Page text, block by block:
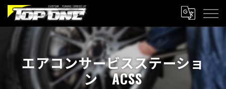
エアコンサービスステーショ
ン ACSS